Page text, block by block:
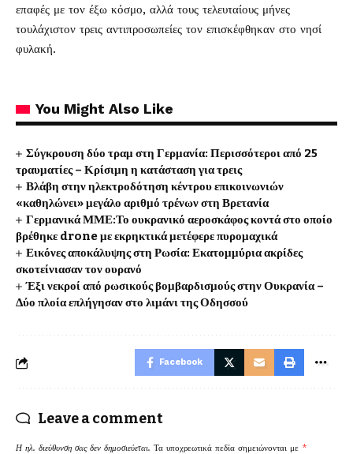
επαφές με τον έξω κόσμο, αλλά τους τελευταίους μήνες
τουλάχιστον τρεις αντιπροσωπείες τον επισκέφθηκαν στο νησί
φυλακή.
You Might Also Like
Σύγκρουση δύο τραμ στη Γερμανία: Περισσότεροι από 25
τραυματίες – Κρίσιμη η κατάσταση για τρεις
Βλάβη στην ηλεκτροδότηση κέντρου επικοινωνιών
«καθηλώνει» μεγάλο αριθμό τρένων στη Βρετανία
Γερμανικά ΜΜΕ:Το ουκρανικό αεροσκάφος κοντά στο οποίο
βρέθηκε drone με εκρηκτικά μετέφερε πυρομαχικά
Εικόνες αποκάλυψης στη Ρωσία: Εκατομμύρια ακρίδες
σκοτείνιασαν τον ουρανό
Έξι νεκροί από ρωσικούς βομβαρδισμούς στην Ουκρανία –
Δύο πλοία επλήγησαν στο λιμάνι της Οδησσού
Facebook
Leave a comment
Η ηλ. διεύθυνση σας δεν δημοσιεύεται. Τα υποχρεωτικά πεδία σημειώνονται με *